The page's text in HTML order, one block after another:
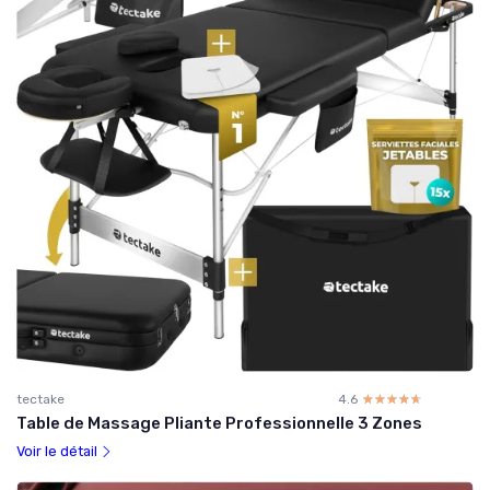
tectake 4.6 ☆☆☆☆☆
★★★★★
Table de Massage Pliante Professionnelle 3 Zones
Voir le détail